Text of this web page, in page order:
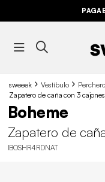
PAGA
sweeek Vestíbulo
Zapatero de caña con 3
Boheme
Zapatero de
IBOSHR4RDNAT